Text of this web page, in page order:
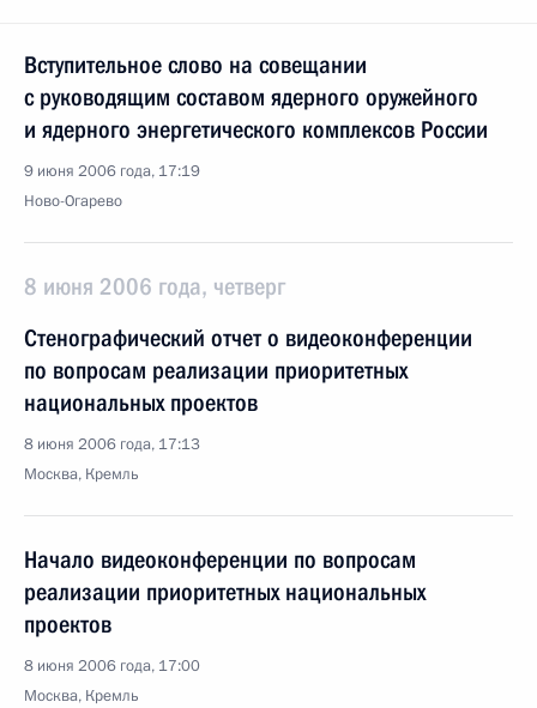
Вступительное слово на совещании
с руководящим составом ядерного оружейного
и ядерного энергетического комплексов России
9 июня 2006 года, 17:19
Ново-Огарево
8 июня 2006 года, четверг
Стенографический отчет о видеоконференции
по вопросам реализации приоритетных
национальных проектов
8 июня 2006 года, 17:13
Москва, Кремль
Начало видеоконференции по вопросам
реализации приоритетных национальных
проектов
8 июня 2006 года, 17:00
Москва, Кремль